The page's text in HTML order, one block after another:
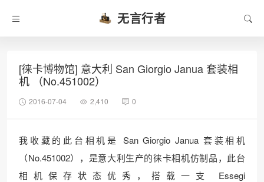
无言行者
[徕卡博物馆] 意大利 San Giorgio Janua 套装相
机 （No.451002）
2016-07-04 2,410 0
我收藏的此台相机是 San Giorgio Janua 套装相机
（No.451002），是意大利生产的徕卡相机仿制品，此台
相机保存状态优秀，搭载一支 Essegi